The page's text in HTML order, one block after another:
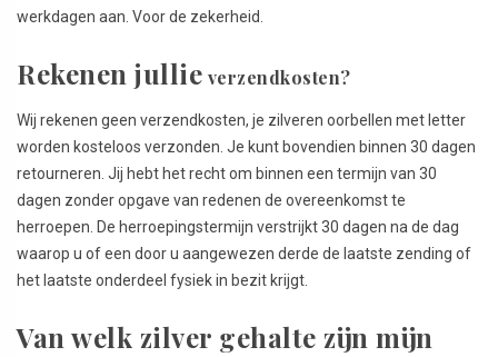
werkdagen aan. Voor de zekerheid.
Rekenen jullie verzendkosten?
Wij rekenen geen verzendkosten, je zilveren oorbellen met letter
worden kosteloos verzonden. Je kunt bovendien binnen 30 dagen
retourneren. Jij hebt het recht om binnen een termijn van 30
dagen zonder opgave van redenen de overeenkomst te
herroepen. De herroepingstermijn verstrijkt 30 dagen na de dag
waarop u of een door u aangewezen derde de laatste zending of
het laatste onderdeel fysiek in bezit krijgt.
Van welk zilver gehalte zijn mijn